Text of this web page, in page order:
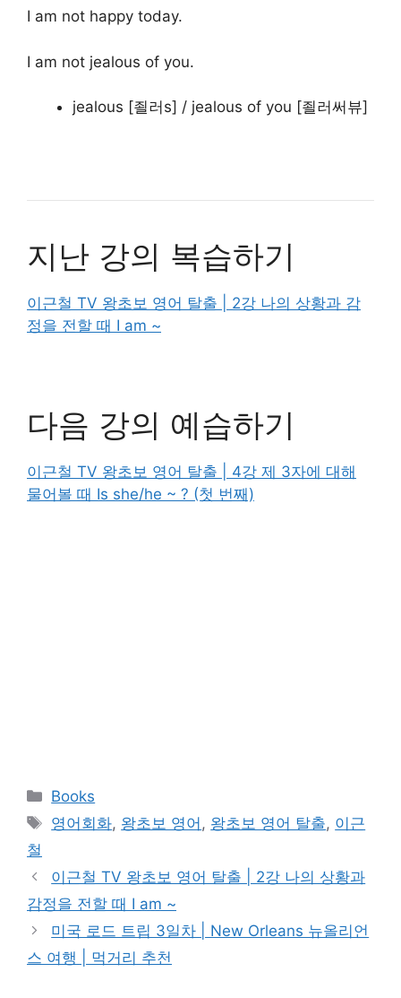
I am not happy today.
I am not jealous of you.
jealous [죌러s] / jealous of you [죌러써뷰]
지난 강의 복습하기
이근철 TV 왕초보 영어 탈출 | 2강 나의 상황과 감
정을 전할 때 I am ~
다음 강의 예습하기
이근철 TV 왕초보 영어 탈출 | 4강 제 3자에 대해
물어볼 때 Is she/he ~ ? (첫 번째)
카
테
Books
태
영어회화, 왕초보 영어 , 왕초보 영어 탈출, 이근
철
이근철 TV 왕초보 영어 탈출 | 2강 나의 상황과
감정을 전할 때 I am ~
미국 로드 트립 3일차 | New Orleans 뉴올리언
스 여행 | 먹거리 추천